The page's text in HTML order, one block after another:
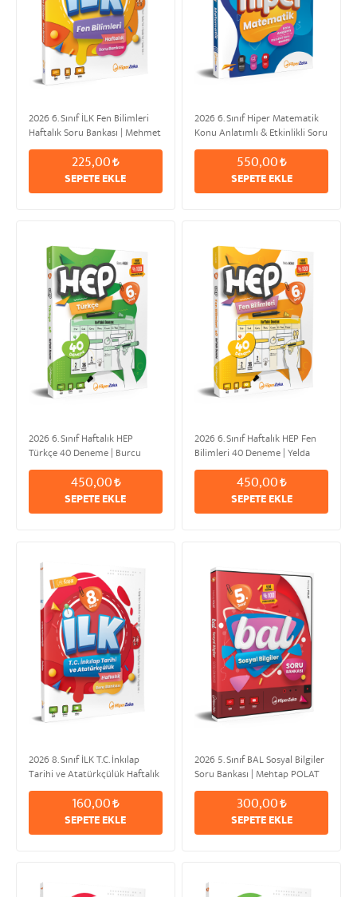
2026 6. Sınıf İLK Fen Bilimleri
Haftalık Soru Bankası | Mehmet
KORKUT
225,00
SEPETE EKLE
2026 6. Sınıf Hiper Matematik
Konu Anlatımlı & Etkinlikli Soru
Bankası | Serkan AKÇA
550,00
SEPETE EKLE
2026 6. Sınıf Haftalık HEP
Türkçe 40 Deneme | Burcu
HIZIR
450,00
SEPETE EKLE
2026 6. Sınıf Haftalık HEP Fen
Bilimleri 40 Deneme | Yelda
AKKAR
450,00
SEPETE EKLE
2026 8. Sınıf İLK T.C. İnkılap
Tarihi ve Atatürkçülük Haftalık
Soru Bankası
160,00
SEPETE EKLE
2026 5. Sınıf BAL Sosyal Bilgiler
Soru Bankası | Mehtap POLAT
300,00
SEPETE EKLE